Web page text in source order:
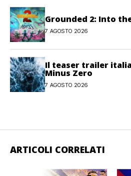
Grounded 2: Into
7 AGOSTO 2026
Il teaser trailer
Minus Zero
7 AGOSTO 2026
ARTICOLI CORRELATI